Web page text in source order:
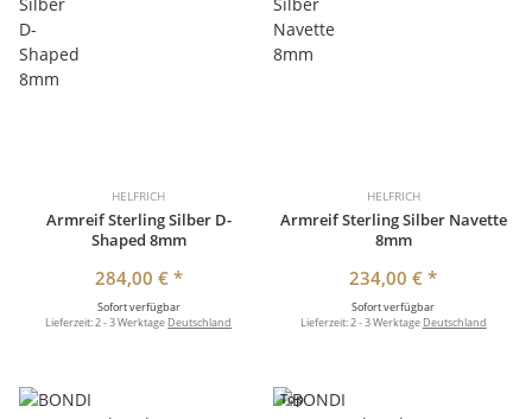
HELFRICH
Armreif Sterling Silber D-
Shaped 8mm
284,00 € *
Sofort verfügbar
Lieferzeit:2 - 3 Werktage Deutschland
HELFRICH
Armreif Sterling Silber Navette
8mm
234,00 €*
Sofort verfügbar
Lieferzeit:2 - 3 Werktage Deutschland
Top